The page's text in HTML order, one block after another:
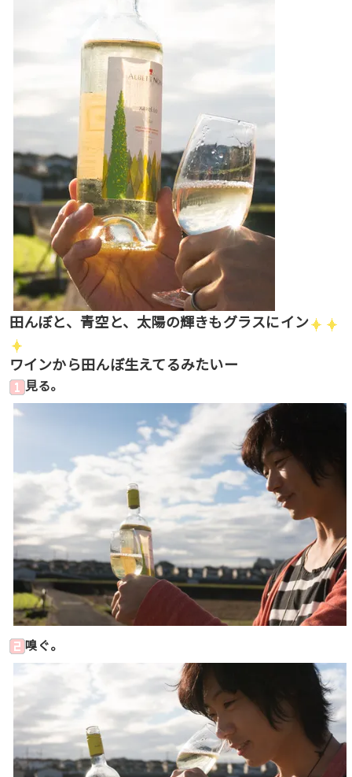
田んぼと、青空と、太陽の輝きもグラスにイン
ワインから田んぼ生えてるみたいー
見る。
嗅ぐ。